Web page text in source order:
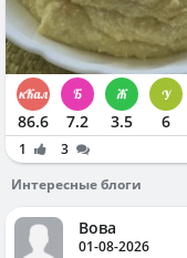
86.6 7.2 3.5 6
1
3
Интересные блоги
Вова
01-08-2026